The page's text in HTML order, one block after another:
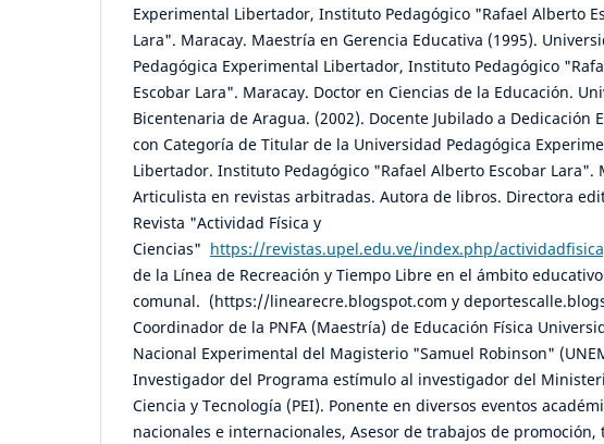
Experimental Libertador, Instituto Pedagógico "Rafael Alberto
Lara". Maracay. Maestría en Gerencia Educativa (1995).
Pedagógica Experimental Libertador, Instituto Pedagógico
Escobar Lara". Maracay. Doctor en Ciencias de la Educación.
Bicentenaria de Aragua. (2002). Docente Jubilado a Dedicación
con Categoría de Titular de la Universidad Pedagógica
Libertador. Instituto Pedagógico "Rafael Alberto Escobar Lara".
Articulista en revistas arbitradas. Autora de libros. Directora
Revista "Actividad Física y
Ciencias" https://revistas.upel.edu.ve/index.php/
de la Línea de Recreación y Tiempo Libre en el ámbito educativo
comunal. (https://linearecre.blogspot.com y
Coordinador de la PNFA (Maestría) de Educación Física
Nacional Experimental del Magisterio "Samuel Robinson"
Investigador del Programa estímulo al investigador del
Ciencia y Tecnología (PEI). Ponente en diversos eventos
nacionales e internacionales, Asesor de trabajos de promoción,